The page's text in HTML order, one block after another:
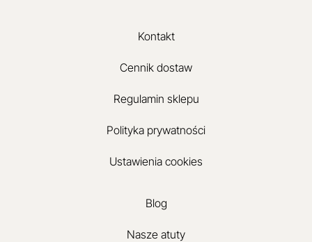
Kontakt
Cennik dostaw
Regulamin sklepu
Polityka prywatności
Ustawienia cookies
Blog
Nasze atuty